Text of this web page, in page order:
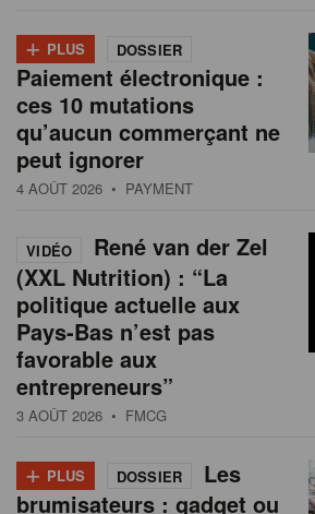
+ PLUS DOSSIER
Paiement électronique :
ces 10 mutations
qu’aucun commerçant ne
peut ignorer
4 AOÛT 2026 • PAYMENT
VIDÉO
René van der Zel
(XXL Nutrition) : “La
politique actuelle aux
Pays-Bas n’est pas
favorable aux
entrepreneurs”
3 AOÛT 2026 • FMCG
+ PLUS DOSSIER
Les
brumisateurs : gadget ou